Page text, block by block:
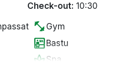
Check-out: 10:30
fitness_center Gym
saunaBastu
spa Spa